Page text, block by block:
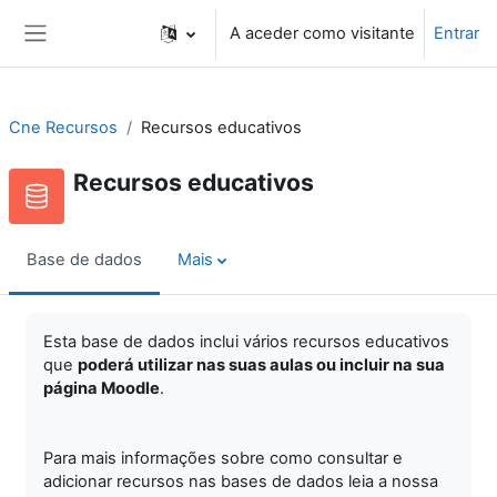
A aceder como visitante Entrar
Cne Recursos Recursos educativos
Recursos educativos
Base de dados Mais
Esta base de dados inclui vários recursos educativos
que poderá utilizar nas suas aulas ou incluir na sua
página Moodle.
Para mais informações sobre como consultar e
adicionar recursos nas bases de dados leia a nossa